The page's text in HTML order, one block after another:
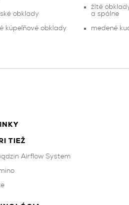
obklady
kúpeľňové obklady
žlté
a spálne
medené
TIEŽ
Airflow System